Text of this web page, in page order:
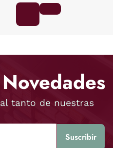
tanto de nuestras